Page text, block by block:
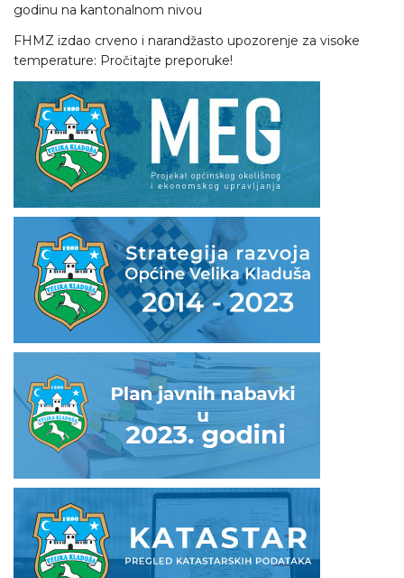
godinu na kantonalnom nivou
FHMZ izdao crveno i narandžasto upozorenje za visoke
temperature: Pročitajte preporuke!